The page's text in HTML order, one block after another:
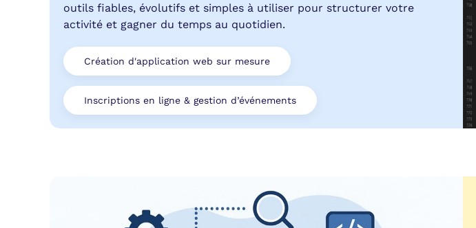
outils fiables, évolutifs et simples à utiliser pour structurer votre
activité et gagner du temps au quotidien.
Création d'application web sur mesure
Inscriptions en ligne & gestion d’événements